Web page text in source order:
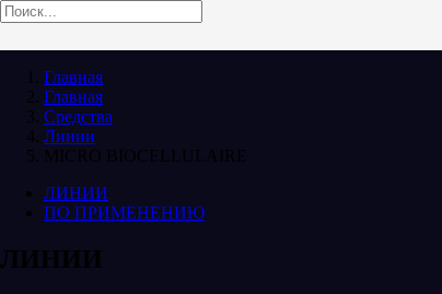
Главная
Главная
Средства
Линии
MICRO BIOCELLULAIRE
ЛИНИИ
ПО ПРИМЕНЕНИЮ
ЛИНИИ